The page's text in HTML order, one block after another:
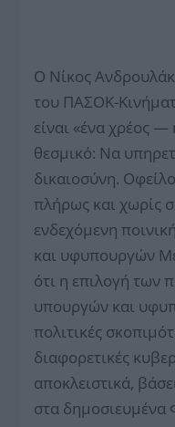
Ο Νίκος
του ΠΑΣΟΚ-
είναι «ένα χρέος —
θεσμικό: Να
δικαιοσύνη.
πλήρως και χωρίς
ενδεχόμενη
και υφυπουργών
ότι η επιλογή των
υπουργών και
πολιτικές
διαφορετικές
αποκλειστικά,
στα δημοσιευμένα